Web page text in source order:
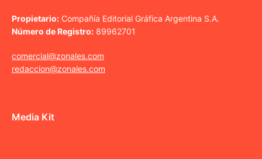
Propietario: Compañía Editorial Gráfica Argentina S.A.
Número de Registro: 89962701
comercial@zonales.com
redaccion@zonales.com
Media Kit